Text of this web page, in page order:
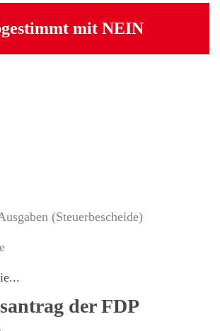
mit NEIN
(Steuerbescheide)
der FDP